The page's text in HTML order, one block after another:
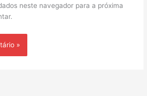
neste navegador para a próxima